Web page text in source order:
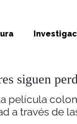
siguen
película
a través de